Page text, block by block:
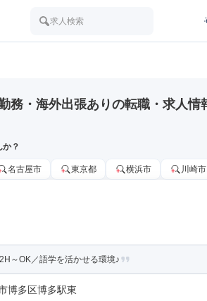
求人検索
務・海外出張ありの転職・求人情
？
名古屋市 東京都 横浜市 川崎市
～OK／語学を活かせる環境♪
博多区博多駅東